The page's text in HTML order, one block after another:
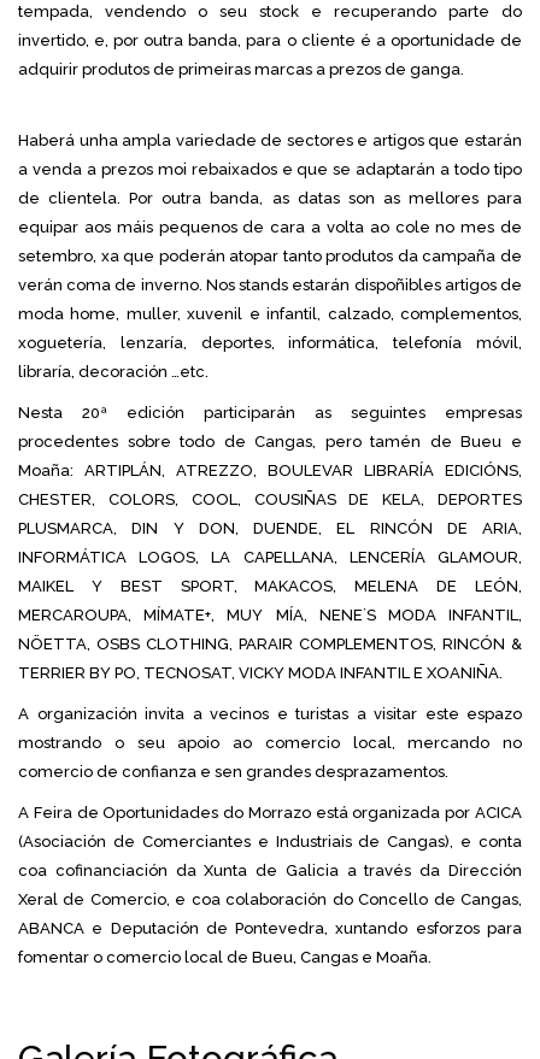
tempada, vendendo o seu stock e recuperando parte do
invertido, e, por outra banda, para o cliente é a oportunidade de
adquirir produtos de primeiras marcas a prezos de ganga.
Haberá unha ampla variedade de sectores e artigos que estarán
a venda a prezos moi rebaixados e que se adaptarán a todo tipo
de clientela. Por outra banda, as datas son as mellores para
equipar aos máis pequenos de cara a volta ao cole no mes de
setembro, xa que poderán atopar tanto produtos da campaña de
verán coma de inverno. Nos stands estarán dispoñibles artigos de
moda home, muller, xuvenil e infantil, calzado, complementos,
xoguetería, lenzaría, deportes, informática, telefonía móvil,
libraría, decoración …etc.
Nesta 20ª edición participarán as seguintes empresas
procedentes sobre todo de Cangas, pero tamén de Bueu e
Moaña: ARTIPLÁN, ATREZZO, BOULEVAR LIBRARÍA EDICIÓNS,
CHESTER, COLORS, COOL, COUSIÑAS DE KELA, DEPORTES
PLUSMARCA, DIN Y DON, DUENDE, EL RINCÓN DE ARIA,
INFORMÁTICA LOGOS, LA CAPELLANA, LENCERÍA GLAMOUR,
MAIKEL Y BEST SPORT, MAKACOS, MELENA DE LEÓN,
MERCAROUPA, MÍMATE+, MUY MÍA, NENE´S MODA INFANTIL,
NÖETTA, OSBS CLOTHING, PARAIR COMPLEMENTOS, RINCÓN &
TERRIER BY PO, TECNOSAT, VICKY MODA INFANTIL E XOANIÑA.
A organización invita a vecinos e turistas a visitar este espazo
mostrando o seu apoio ao comercio local, mercando no
comercio de confianza e sen grandes desprazamentos.
A Feira de Oportunidades do Morrazo está organizada por ACICA
(Asociación de Comerciantes e Industriais de Cangas), e conta
coa cofinanciación da Xunta de Galicia a través da Dirección
Xeral de Comercio, e coa colaboración do Concello de Cangas,
ABANCA e Deputación de Pontevedra, xuntando esforzos para
fomentar o comercio local de Bueu, Cangas e Moaña.